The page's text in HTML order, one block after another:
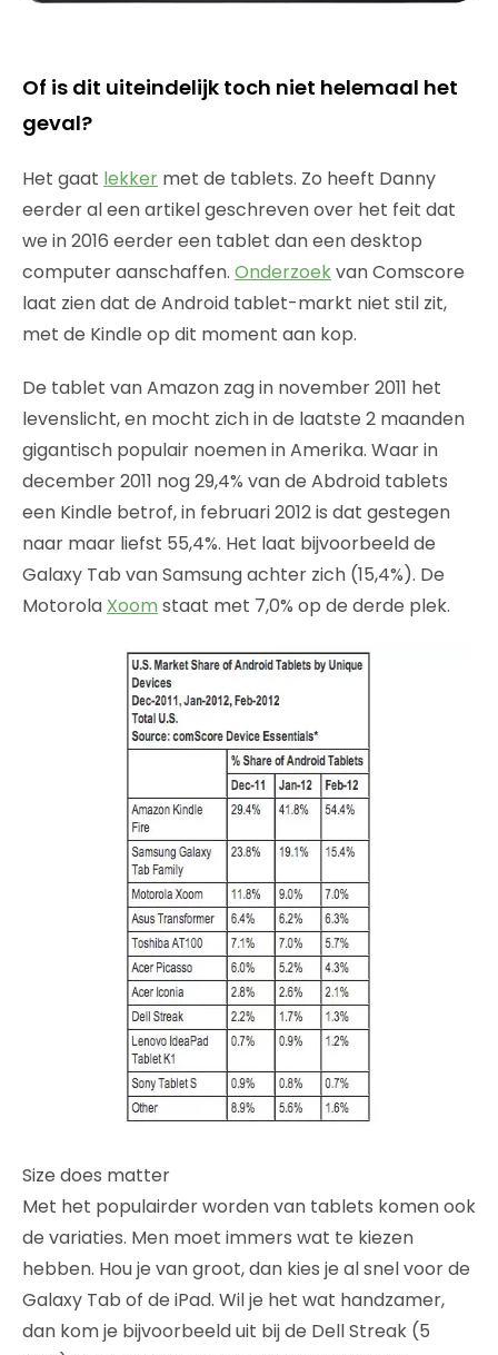
Of is dit uiteindelijk toch niet helemaal het
geval?
Het gaat lekker met de tablets. Zo heeft Danny
eerder al een artikel geschreven over het feit dat
we in 2016 eerder een tablet dan een desktop
computer aanschaffen. Onderzoekvan Comscore
laat zien dat de Android tablet-markt niet stil zit,
met de Kindle op dit moment aan kop.
De tablet van Amazon zag in november 2011 het
levenslicht, en mocht zich in de laatste 2 maanden
gigantisch populair noemen in Amerika. Waar in
december 2011 nog 29,4% van de Abdroid tablets
een Kindle betrof, in februari 2012 is dat gestegen
naar maar liefst 55,4%. Het laat bijvoorbeeld de
Galaxy Tab van Samsung achter zich (15,4%). De
Motorola Xoom staat met 7,0% op de derde plek.
Size does matter
Met het populairder worden van tablets komen ook
de variaties. Men moet immers wat te kiezen
hebben. Hou je van groot, dan kies je al snel voor de
Galaxy Tab of de iPad. Wil je het wat handzamer,
dan kom je bijvoorbeeld uit bij de Dell Streak (5